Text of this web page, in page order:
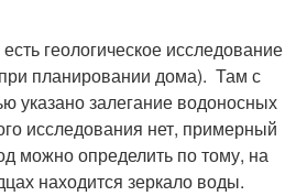
геологическое исследование
планировании дома). Там с
указано залегание водоносных
исследования нет, примерный
можно определить по тому, на
находится зеркало воды.